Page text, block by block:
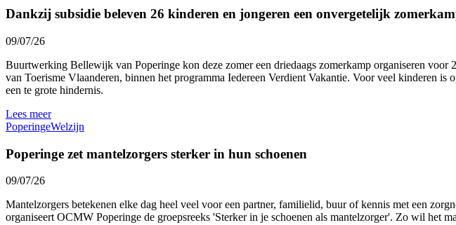
Dankzij subsidie beleven 26 kinderen en jongeren een onvergetelijk
09/07/26
Buurtwerking Bellewijk van Poperinge kon deze zomer een driedaags zomerkamp organiseren
van Toerisme Vlaanderen, binnen het programma Iedereen Verdient Vakantie. Voor veel kinderen
een te grote hindernis.
Lees meer
PoperingeWelzijn
Poperinge zet mantelzorgers sterker in hun schoenen
09/07/26
Mantelzorgers betekenen elke dag heel veel voor een partner, familielid, buur of kennis met een
organiseert OCMW Poperinge de groepsreeks 'Sterker in je schoenen als mantelzorger'. Zo wil het